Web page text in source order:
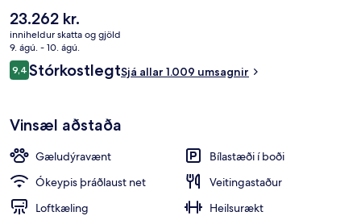
starfsfólk og góð staðsetning. Gististaðurinn er stutt frá
almenningssamgöngum: Vieux-Port lestarstöðin er í 3 mínútna
göngufjarlægð og Colbert lestarstöðin í 7 mínútna.
Núverandi
verð
er
23.262 kr.
23.262 kr.
inniheldur skatta og gjöld
9. ágú. - 10. ágú.
Umsagnir
9,49,4 af 10
StórkostlegtSjá allar 1.009 umsagnir
Vinsæl aðstaða
Gæludýravænt
Bílastæði í boði
Ókeypis þráðlaust net
Veitingastaður
Loftkæling
Heilsurækt